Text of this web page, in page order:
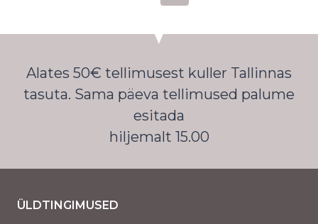
Alates 50€ tellimusest kuller Tallinnas
tasuta. Sama päeva tellimused palume
esitada
hiljemalt 15.00
ÜLDTINGIMUSED